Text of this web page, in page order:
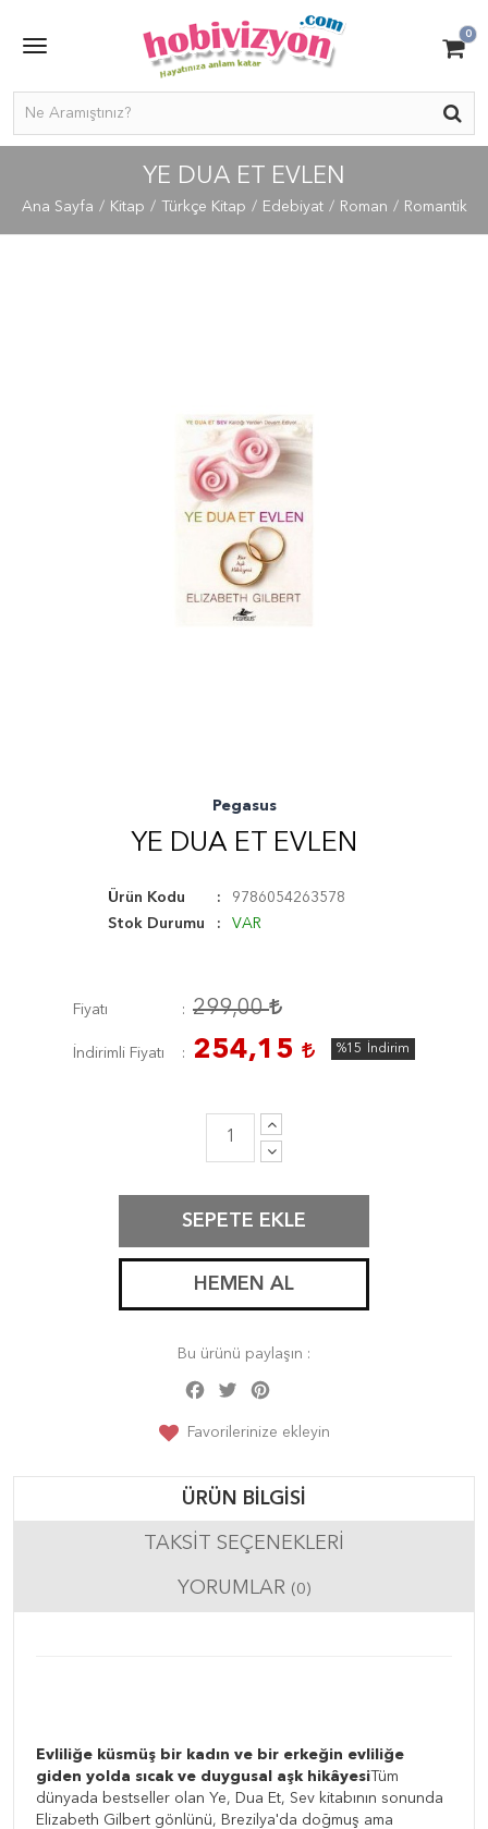
0
YE DUA ET EVLEN
Ana Sayfa Kitap Türkçe Kitap Edebiyat Roman Romantik
Pegasus
YE DUA ET EVLEN
Ürün Kodu
9786054263578
Stok Durumu
VAR
Fiyatı 299,00
İndirimli Fiyatı 254,15 %15 İndirim
SEPETE EKLE
HEMEN AL
Bu ürünü paylaşın :
Facebook
Twitter
Favorilerinize ekleyin
ÜRÜN BILGISI
TAKSIT SEÇENEKLERI
YORUMLAR (0)
Evliliğe küsmüş bir kadın ve bir erkeğin evliliğe
giden yolda sıcak ve duygusal aşk hikâyesi Tüm
dünyada bestseller olan Ye, Dua Et, Sev kitabının sonunda
Elizabeth Gilbert gönlünü, Brezilya'da doğmuş ama